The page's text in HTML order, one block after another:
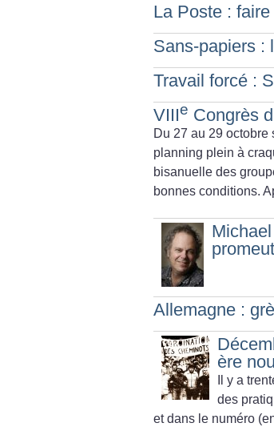
La Poste :
Sans-papiers :
Travail forcé :
VIIIe Congrès
Du 27 au 29 octobre
planning plein à
bisanuelle des
bonnes conditions.
Allemagne :
ère
Il y a
des
et dans le numéro